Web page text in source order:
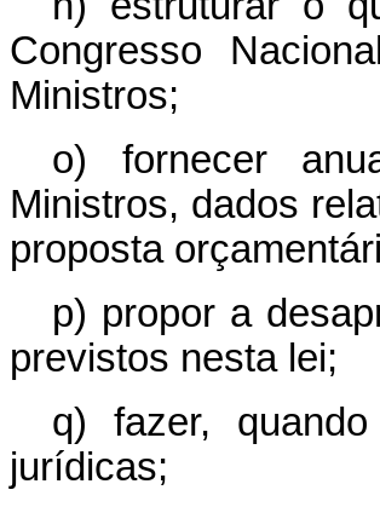
Congresso
Ministros;
o) fornecer
Ministros, dados
proposta
p) propor a
previstos nesta lei;
q) fazer,
jurídicas;